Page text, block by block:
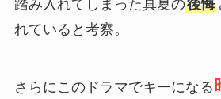
踏み入れてしまった真夏の後悔
れていると考察。
さらにこのドラマでキーになる